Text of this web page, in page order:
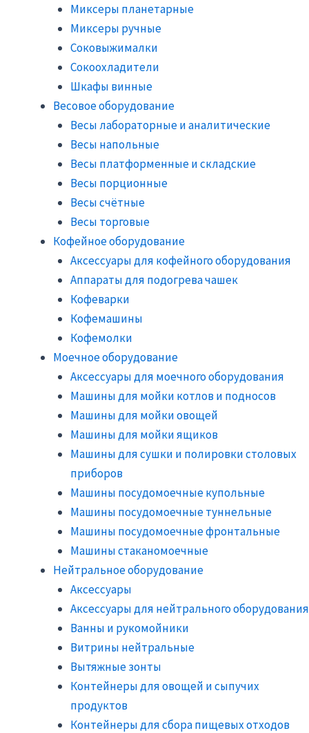
Миксеры планетарные
Миксеры ручные
Соковыжималки
Сокоохладители
Шкафы винные
Весовое оборудование
Весы лабораторные и аналитические
Весы напольные
Весы платформенные и складские
Весы порционные
Весы счётные
Весы торговые
Кофейное оборудование
Аксессуары для кофейного оборудования
Аппараты для подогрева чашек
Кофеварки
Кофемашины
Кофемолки
Моечное оборудование
Аксессуары для моечного оборудования
Машины для мойки котлов и подносов
Машины для мойки овощей
Машины для мойки ящиков
Машины для сушки и полировки столовых
приборов
Машины посудомоечные купольные
Машины посудомоечные туннельные
Машины посудомоечные фронтальные
Машины стаканомоечные
Нейтральное оборудование
Аксессуары
Аксессуары для нейтрального оборудования
Ванны и рукомойники
Витрины нейтральные
Вытяжные зонты
Контейнеры для овощей и сыпучих
продуктов
Контейнеры для сбора пищевых отходов